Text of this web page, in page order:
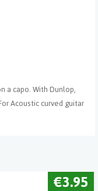
a capo. With Dunlop,
Acoustic curved guitar
€3.95